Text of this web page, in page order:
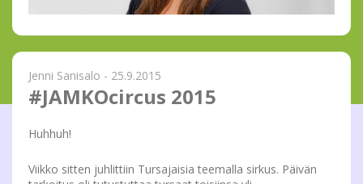
Jenni Sanisalo - 25.9.2015
#JAMKOcircus 2015
Huhhuh!
Viikko sitten juhlittiin Tursajaisia teemalla sirkus. Päivän